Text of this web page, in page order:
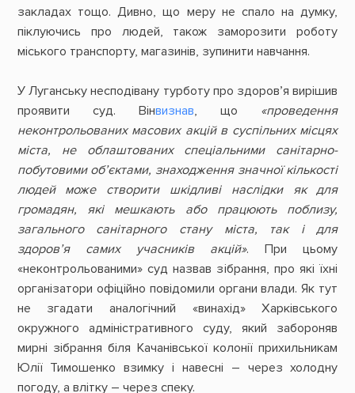
закладах тощо. Дивно, що меру не спало на думку,
піклуючись про людей, також заморозити роботу
міського транспорту, магазинів, зупинити навчання.
У Луганську несподівану турботу про здоров’я вирішив
проявити суд. Вінвизнав, що «проведення
неконтрольованих масових акцій в суспільних місцях
міста, не облаштованих спеціальними санітарно-
побутовими об’єктами, знаходження значної кількості
людей може створити шкідливі наслідки як для
громадян, які мешкають або працюють поблизу,
загального санітарного стану міста, так і для
здоров’я самих учасників акцій». При цьому
«неконтрольованими» суд назвав зібрання, про які їхні
організатори офіційно повідомили органи влади. Як тут
не згадати аналогічний «винахід» Харківського
окружного адміністративного суду, який забороняв
мирні зібрання біля Качанівської колонії прихильникам
Юлії Тимошенко взимку і навесні – через холодну
погоду, а влітку – через спеку.